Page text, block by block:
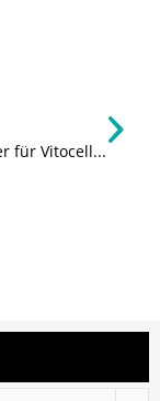
für Vitocell...